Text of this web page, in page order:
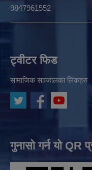
9847961552
ट्वीटर फिड
सामाजिक सञ्जालका लिंकहरु
गुनासो गर्न यो QR